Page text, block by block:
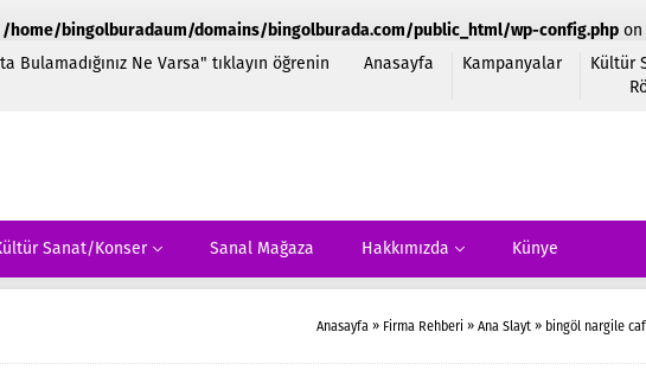
/home/bingolburadaum/domains/bingolburada.com/public_html/wp-config.php
Bulamadığınız Ne Varsa" tıklayın öğrenin
Anasayfa Kampanyalar
Kültür
Sanat/Konser Sanal Mağaza Hakkımızda Künye
Anasayfa » Firma Rehberi » Ana Slayt » bingöl nargile